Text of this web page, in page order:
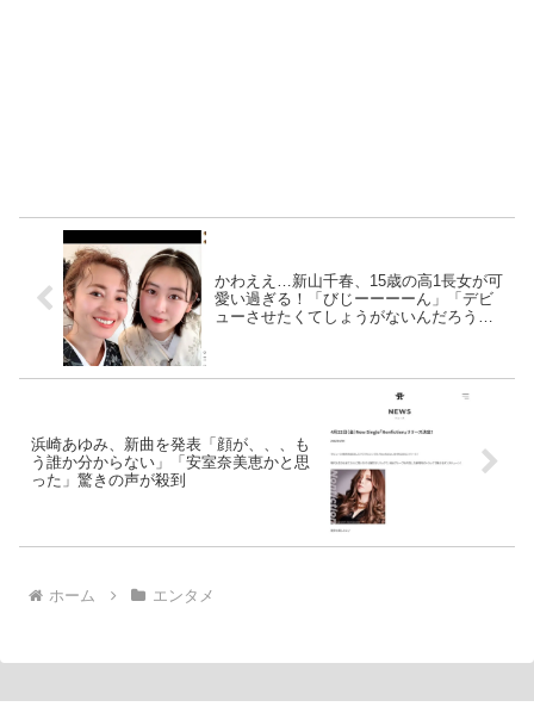
かわええ…新山千春、15歳の高1長女が可
愛い過ぎる！「びじーーーーん」「デビ
ューさせたくてしょうがないんだろう
浜崎あゆみ、新曲を発表「顔が、、、も
う誰か分からない」「安室奈美恵かと思
った」驚きの声が殺到
ホーム エンタメ